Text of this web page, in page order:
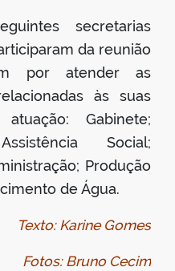
secretarias
da reunião
por atender as
às suas
Gabinete;
Social;
Produção
de Água.
Texto: Karine Gomes
Fotos: Bruno Cecim